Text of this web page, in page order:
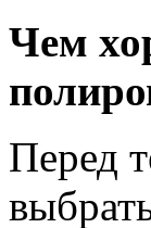
Чем
Перед